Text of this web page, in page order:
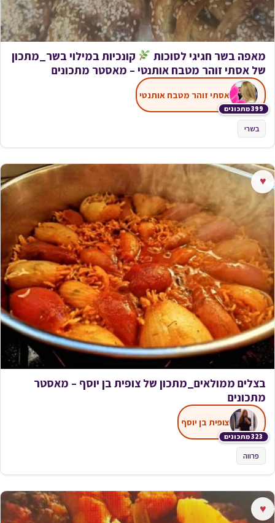
מאפה בשר חגיגי לסוכות
קונכיות במילוי בשר_מתכון
של אסתי זוהר מטבח אותנטי – מאסטר מתכונים
399 מתכונים
אסתי זוהר מטבח אותנטי
בשרי
♥
בצלים ממולאים_מתכון של צופית בן יוסף – מאסטר
מתכונים
323 מתכונים
צופית בן יוסף
פרווה
♥